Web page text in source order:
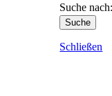
Suche nach:
Schließen